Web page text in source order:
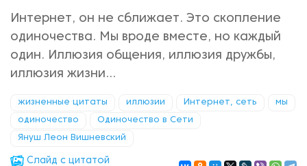
Интернет, он не сближает. Это скопление
одиночества. Мы вроде вместе, но каждый
один. Иллюзия общения, иллюзия дружбы,
иллюзия жизни...
жизненные цитаты иллюзии Интернет, сеть мы
одиночество Одиночество в Сети
Януш Леон Вишневский
Cлайд с цитатой